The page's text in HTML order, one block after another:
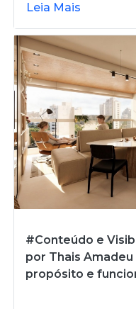
Leia Mais
#Conteúdo e
por Thais
propósito e